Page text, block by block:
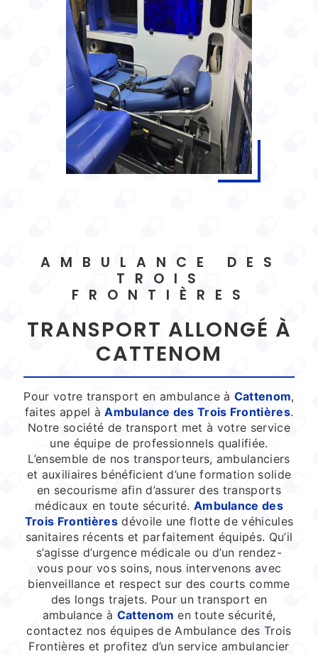
AMBULANCE DES
TROIS
FRONTIÈRES
TRANSPORT ALLONGÉ À
CATTENOM
Pour votre transport en ambulance à Cattenom,
faites appel àAmbulance des Trois Frontières.
Notre société de transport met à votre service
une équipe de professionnels qualifiée.
L’ensemble de nos transporteurs, ambulanciers
et auxiliaires bénéficient d’une formation solide
en secourisme afin d’assurer des transports
médicaux en toute sécurité. Ambulance des
Trois Frontièresdévoile une flotte de véhicules
sanitaires récents et parfaitement équipés. Qu’il
s’agisse d’urgence médicale ou d’un rendez-
vous pour vos soins, nous intervenons avec
bienveillance et respect sur des courts comme
des longs trajets. Pour un transport en
ambulance à Cattenom en toute sécurité,
contactez nos équipes de Ambulance des Trois
Frontières et profitez d’un service ambulancier